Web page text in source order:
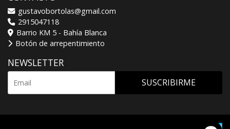
gustavobortolas@gmail.com
2915047118
Barrio KM 5 - Bahía Blanca
Botón de arrepentimiento
NEWSLETTER
SUSCRIBIRME